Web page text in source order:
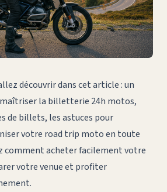
découvrir dans cet article : un
la billetterie 24h motos,
de billets, les astuces pour
votre road trip moto en toute
comment acheter facilement votre
votre venue et profiter